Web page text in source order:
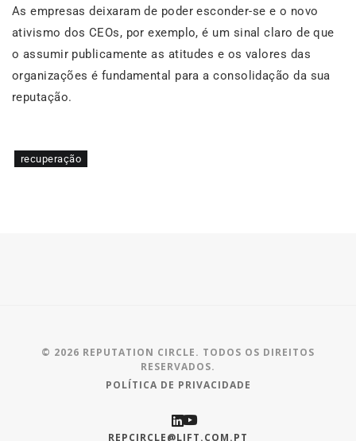
As empresas deixaram de poder esconder-se e o novo
ativismo dos CEOs, por exemplo, é um sinal claro de que
o assumir publicamente as atitudes e os valores das
organizações é fundamental para a consolidação da sua
reputação.
recuperação
© 2026 REPUTATION CIRCLE. TODOS OS DIREITOS
RESERVADOS.
POLÍTICA DE PRIVACIDADE
REPCIRCLE@LIFT.COM.PT